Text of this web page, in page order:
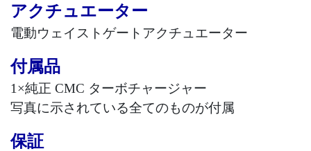
アクチュエーター
電動ウェイストゲートアクチュエーター
付属品
1 ×純正 CMC ターボチャージャー
写真に示されている全てのものが付属
保証